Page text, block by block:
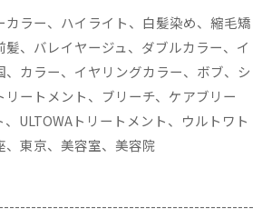
カラー、ハイライト、白髪染め、縮毛矯
、バレイヤージュ、ダブルカラー、イ
、カラー、イヤリングカラー、ボブ、シ
リートメント、ブリーチ、ケアブリー
ULTOWAトリートメント、ウルトワト
、東京、美容室、美容院